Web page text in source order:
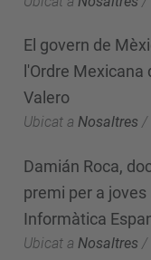
El govern de
l'Ordre Mexicana
Valero
Ubicat a Nosaltres /
Damián Roca,
premi per a
Informàtica
Ubicat a Nosaltres /